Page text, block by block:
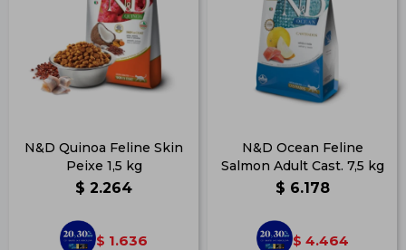
N&D Quinoa Feline Skin
Peixe 1,5 kg
$ 2.264
$ 1.636
N&D Ocean Feline
Salmon Adult Cast. 7,5 kg
$ 6.178
$ 4.464